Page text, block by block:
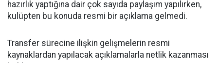
hazırlık yaptığına dair çok sayıda paylaşım yapılırken,
kulüpten bu konuda resmi bir açıklama gelmedi.
Transfer sürecine ilişkin gelişmelerin resmi
kaynaklardan yapılacak açıklamalarla netlik kazanması